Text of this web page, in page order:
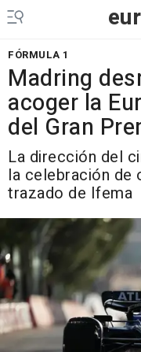
FÓRMULA 1
Madring
acoger la
del Gran
La dirección del
la celebración de
trazado de Ifema